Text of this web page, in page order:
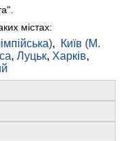
містах:
,
Київ (М.
, Луцьк, Харків,